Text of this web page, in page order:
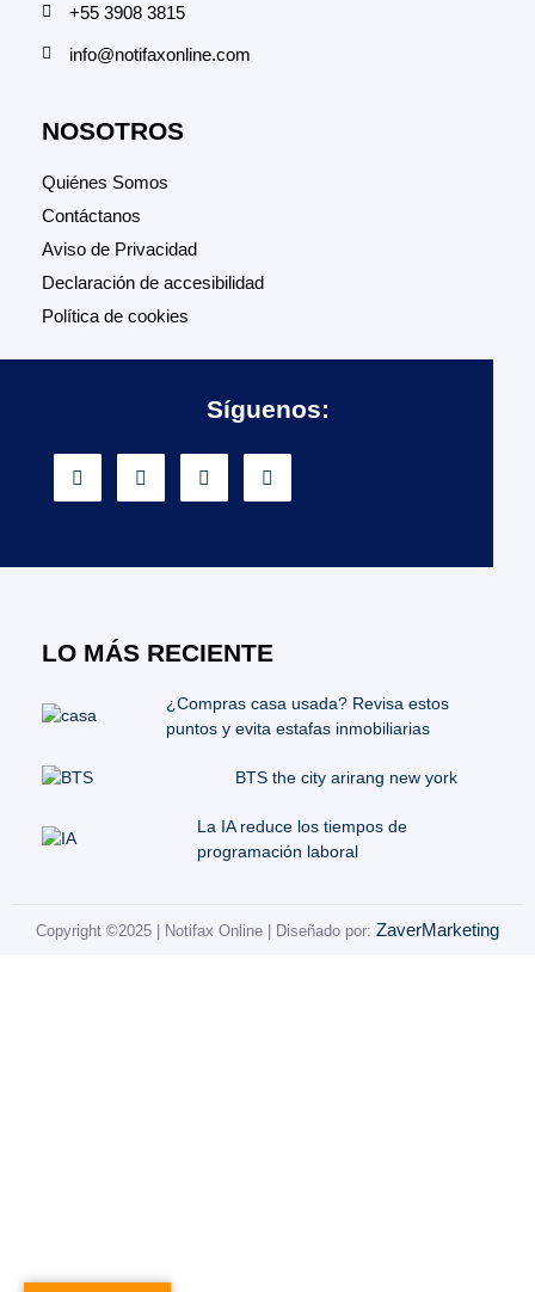
+55 3908 3815
info@notifaxonline.com
NOSOTROS
Quiénes Somos
Contáctanos
Aviso de Privacidad
Declaración de accesibilidad
Política de cookies
Síguenos:
LO MÁS RECIENTE
¿Compras casa usada? Revisa estos
puntos y evita estafas inmobiliarias
BTS the city arirang new york
La IA reduce los tiempos de
programación laboral
Copyright ©2025 | Notifax Online | Diseñado por: ZaverMarketing